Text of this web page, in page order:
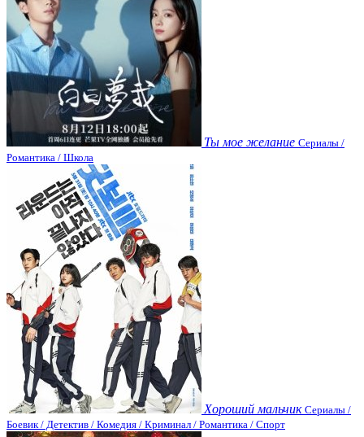
Ты мое желание Сериалы /
Романтика / Школа
Хороший мальчик Сериалы /
Боевик / Детектив / Комедия / Криминал / Романтика / Спорт